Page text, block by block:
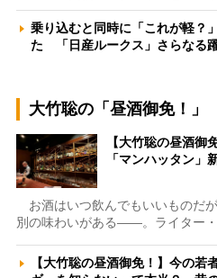
乗り込むと同時に「これが軽？
た 「日産ルークス」さらなる
大竹聡の「昼酒御免！」
【大竹聡の昼酒御
「マンハッタン
お酒はいつ飲んでもいいものだ
別の味わいがある――。ライター
【大竹聡の昼酒御免！】今の若